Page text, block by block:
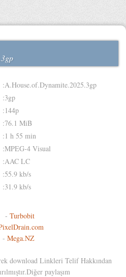
:A.House.of.Dynamite.2025.3gp
:3gp
:144p
:76.1 MiB
:1 h 55 min
:MPEG-4 Visual
:AAC LC
:55.9 kb/s
:31.9 kb/s
- Turbobit
- Mega.NZ
download Linkleri Telif Hakkından
paylaşım